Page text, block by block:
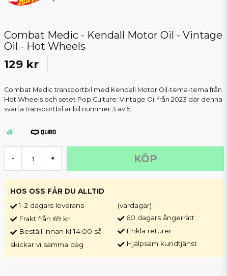
Combat Medic - Kendall Motor Oil - Vintage
Oil - Hot Wheels
129 kr
Combat Medic transportbil med Kendall Motor Oil-tema-tema från
Hot Wheels och setet Pop Culture: Vintage Oil från 2023 där denna
svarta transportbil är bil nummer 3 av 5.
- + KÖP
HOS OSS FÅR DU ALLTID
1-2 dagars leverans
Frakt från 69 kr
Beställ innan kl 14.00 så
skickar vi samma dag
(vardagar)
60 dagars ångerrätt
Enkla returer
Hjälpsam kundtjänst